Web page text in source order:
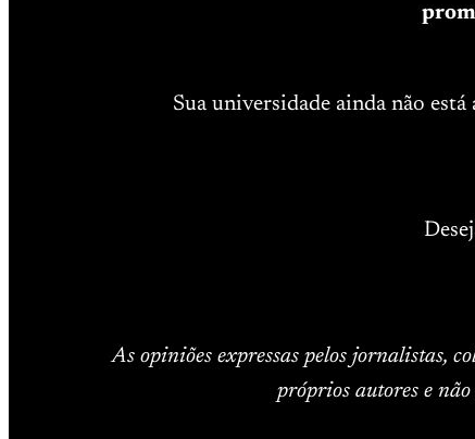
Sua universidade ainda não
As opiniões expressas pelos jornalistas,
próprios autores e